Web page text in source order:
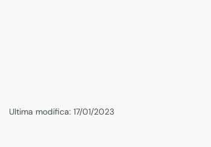
Ultima modifica: 17/01/2023